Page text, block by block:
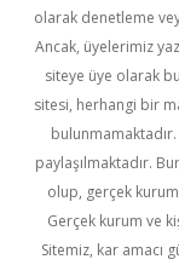
olarak denetleme
Ancak, üyelerimiz
siteye üye olarak
sitesi, herhangi bir
bulunmamaktadır.
paylaşılmaktadır.
olup, gerçek
Gerçek kurum ve
Sitemiz, kar amacı